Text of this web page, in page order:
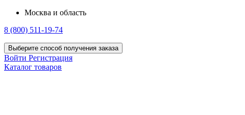
Москва и область
8 (800) 511-19-74
Выберите способ получения заказа
Войти Регистрация
Каталог товаров